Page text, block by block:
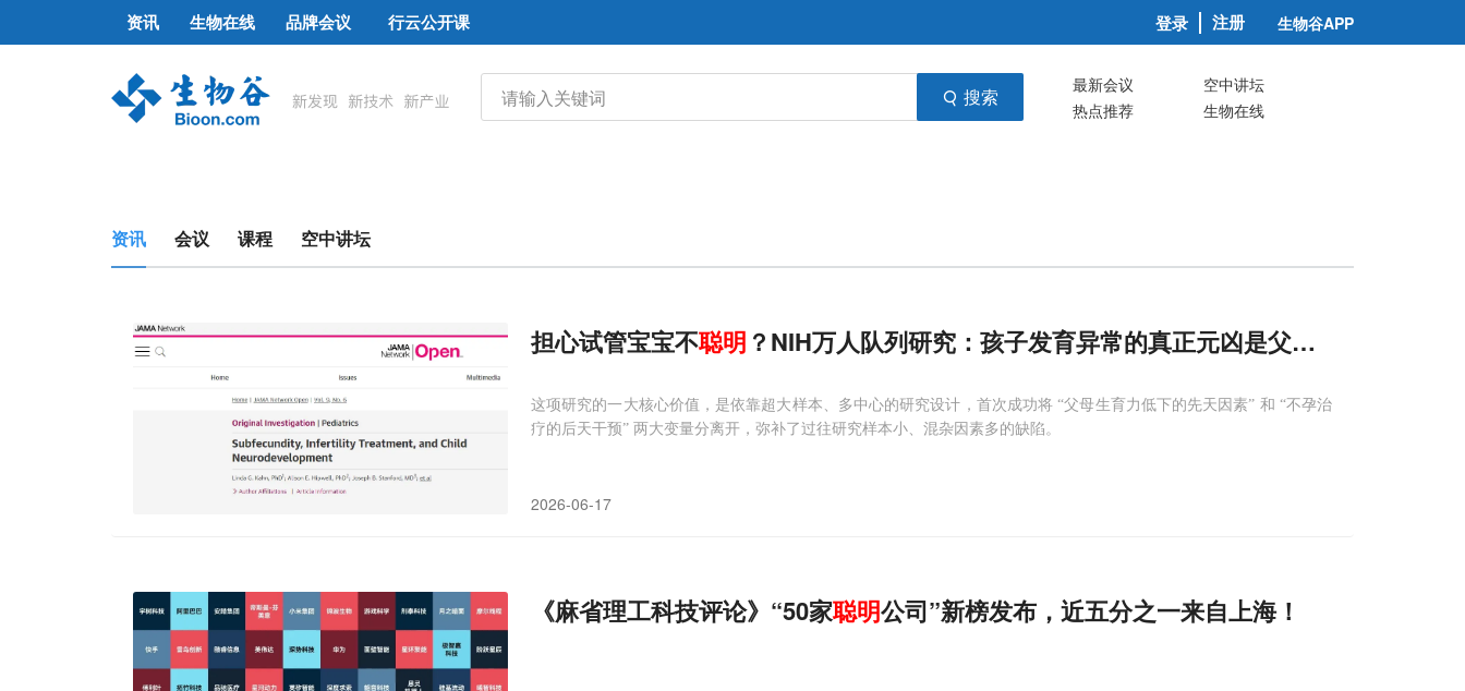
资讯 生物在线 品牌会议 行云公开课 登录 注册 生物谷APP
搜索 最新会议
空中讲坛
热点推荐
生物在线
资讯 会议 课程 空中讲坛
担心试管宝宝不聪明 ？NIH万人队列研究：孩子发育异常的真正元凶是父母的“难孕体质”
这项研究的一大核心价值，是依靠超大样本、多中心的研究设计，首次成功将 “父母生育力低下的先天因素” 和 “不孕治
疗的后天干预” 两大变量分离开，弥补了过往研究样本小、混杂因素多的缺陷。
2026-06-17
《麻省理工科技评论》“50家聪明公司”新榜发布，近五分之一来自上海！